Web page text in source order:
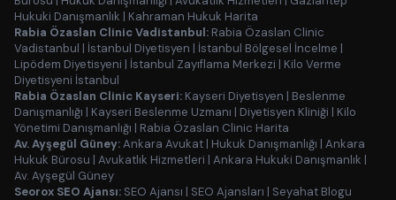
Hukuki Danışmanlık | Kahraman Hukuk Harita
Rabia Özaslan Clinic Vadistanbul: Rabia Özaslan Clinic
Vadistanbul | İstanbul Diyetisyen | İstanbul Bölgesel İncelme |
Lipödem Diyetisyeni | İstanbul Zayıflama Merkezi | Kilo Verme
Diyetisyeni İstanbul
Rabia Özaslan Clinic Kayseri: Kayseri Diyetisyen | Beslenme
Danışmanlığı | Kayseri Beslenme Uzmanı | Diyetisyen Kliniği | Kilo
Yönetimi Danışmanlığı | Rabia Özaslan Clinic Harita
Av. Ayşegül Güney:Ankara Avukat | Hukuk Danışmanlığı | Ankara
Hukuk Bürosu | Avukatlık Hizmetleri | Ankara Hukuki Danışmanlık |
Av. Ayşegül Güney
Seorox SEO Ajansı: SEO Ajansı | SEO Ajansları | Seyahat Blogu